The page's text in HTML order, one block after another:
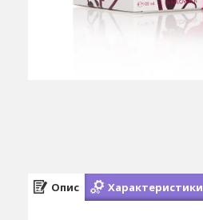
Опис Характеристики